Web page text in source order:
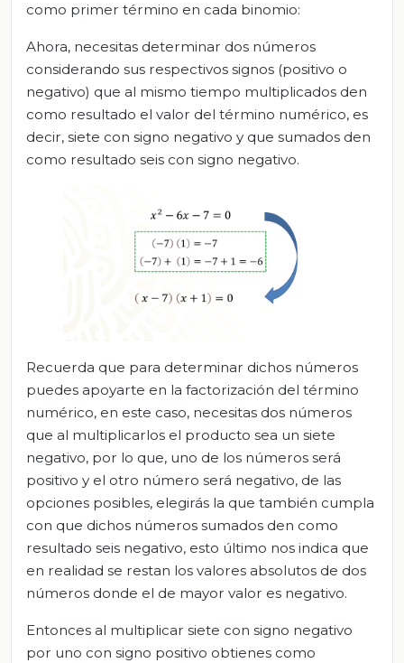
como primer término en cada binomio:
Ahora, necesitas determinar dos números
considerando sus respectivos signos (positivo o
negativo) que al mismo tiempo multiplicados den
como resultado el valor del término numérico, es
decir, siete con signo negativo y que sumados den
como resultado seis con signo negativo.
Recuerda que para determinar dichos números
puedes apoyarte en la factorización del término
numérico, en este caso, necesitas dos números
que al multiplicarlos el producto sea un siete
negativo, por lo que, uno de los números será
positivo y el otro número será negativo, de las
opciones posibles, elegirás la que también cumpla
con que dichos números sumados den como
resultado seis negativo, esto último nos indica que
en realidad se restan los valores absolutos de dos
números donde el de mayor valor es negativo.
Entonces al multiplicar siete con signo negativo
por uno con signo positivo obtienes como